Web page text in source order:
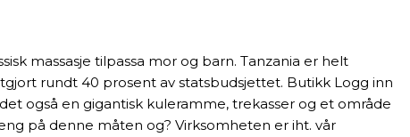
massasje tilpassa mor og barn. Tanzania er helt
rundt 40 prosent av statsbudsjettet. Butikk Logg inn
også en gigantisk kuleramme, trekasser og et område
på denne måten og? Virksomheten er iht. vår